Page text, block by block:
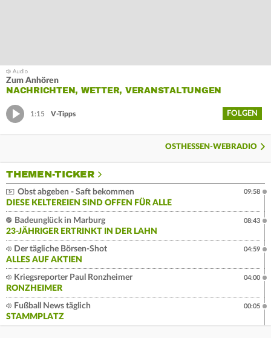
Zum Anhören
NACHRICHTEN, WETTER, VERANSTALTUNGEN
1:15 V-Tipps FOLGEN
OSTHESSEN-WEBRADIO
THEMEN-TICKER
Obst abgeben - Saft bekommen
DIESE KELTEREIEN SIND OFFEN FÜR ALLE
09:58
Badeunglück in Marburg
23-JÄHRIGER ERTRINKT IN DER LAHN
08:43
Der tägliche Börsen-Shot
ALLES AUF AKTIEN
04:59
Kriegsreporter Paul Ronzheimer
RONZHEIMER
04:00
Fußball News täglich
STAMMPLATZ
00:05